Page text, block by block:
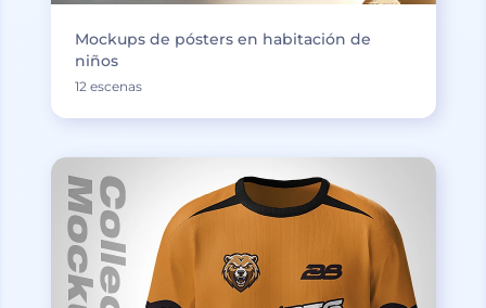
Mockups de pósters en habitación de
niños
12 escenas